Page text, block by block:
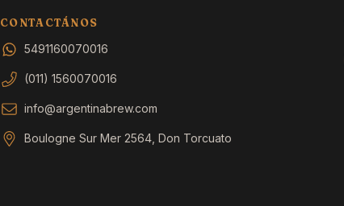
CONTACTÁNOS
5491160070016
(011) 1560070016
info@argentinabrew.com
Boulogne Sur Mer 2564, Don Torcuato